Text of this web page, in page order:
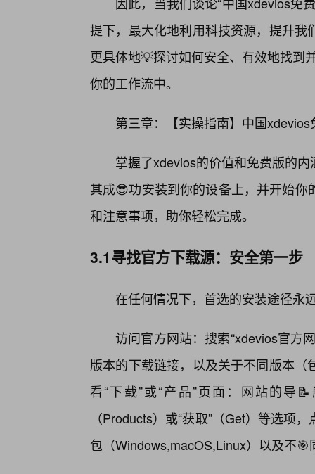
提下，最大化地利用科技资源，提升
更具体地💡探讨如何安全、有效地找到
你的工作流中。
第三章：【实操指南】中国
掌握了xdevios的价值和免费版的
其成😎功安装到你的设备上，并开始
和注意事项，助你轻松完成。
3.1寻找官方下载源：安全第一步
在任何情况下，首选的安装途径永
访问官方网站：搜索“xdevios官方
版本的下载链接，以及关于不同版本
看“下载”或“产品”页面：网站的导
（Products）或“获取”（Get）等选项
包（Windows,macOS,Linux）以及不🎯